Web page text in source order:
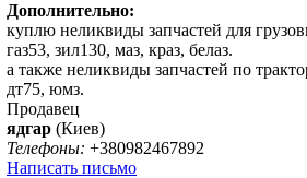
Дополнительно:
куплю неликвиды запчастей для
газ53, зил130, маз, краз, белаз.
а также неликвиды запчастей по
дт75, юмз.
Продавец
ядгар (Киев)
Телефоны: +380982467892
Написать письмо